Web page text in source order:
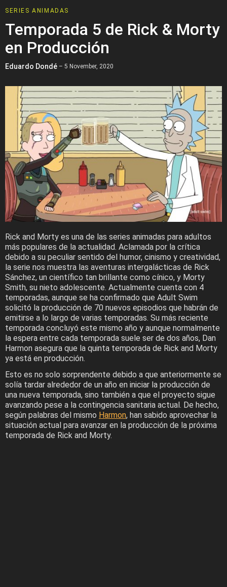
SERIES ANIMADAS
Temporada 5 de Rick & Morty
en Producción
Eduardo Dondé – 5 November, 2020
Rick and Morty es una de las series animadas para adultos
más populares de la actualidad. Aclamada por la crítica
debido a su peculiar sentido del humor, cinismo y creatividad,
la serie nos muestra las aventuras intergalácticas de Rick
Sánchez, un científico tan brillante como cínico, y Morty
Smith, su nieto adolescente. Actualmente cuenta con 4
temporadas, aunque se ha confirmado que Adult Swim
solicitó la producción de 70 nuevos episodios que habrán de
emitirse a lo largo de varias temporadas. Su más reciente
temporada concluyó este mismo año y aunque normalmente
la espera entre cada temporada suele ser de dos años, Dan
Harmon asegura que la quinta temporada de Rick and Morty
ya está en producción.
Esto es no solo sorprendente debido a que anteriormente se
solía tardar alrededor de un año en iniciar la producción de
una nueva temporada, sino también a que el proyecto sigue
avanzando pese a la contingencia sanitaria actual. De hecho,
según palabras del mismo Harmon, han sabido aprovechar la
situación actual para avanzar en la producción de la próxima
temporada de Rick and Morty.